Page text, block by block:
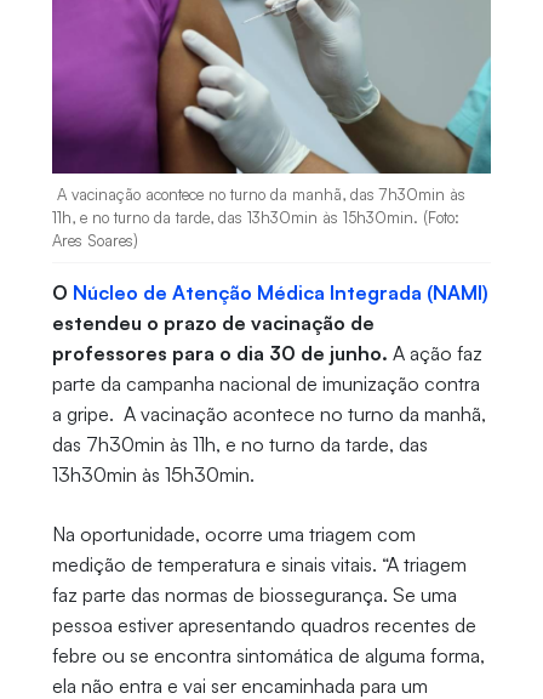
A vacinação acontece no turno da manhã, das 7h30min às
11h, e no turno da tarde, das 13h30min às 15h30min. (Foto:
Ares Soares)
O Núcleo de Atenção Médica Integrada (NAMI)
estendeu o prazo de vacinação de
professores para o dia 30 de junho. A ação faz
parte da campanha nacional de imunização contra
a gripe. A vacinação acontece no turno da manhã,
das 7h30min às 11h, e no turno da tarde, das
13h30min às 15h30min.
Na oportunidade, ocorre uma triagem com
medição de temperatura e sinais vitais. “A triagem
faz parte das normas de biossegurança. Se uma
pessoa estiver apresentando quadros recentes de
febre ou se encontra sintomática de alguma forma,
ela não entra e vai ser encaminhada para um